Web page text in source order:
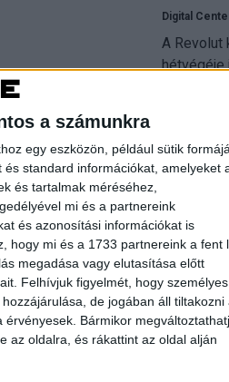
a számunkra
egy eszközön, például sütik
standard információkat, amelyeket
és tartalmak méréséhez,
mi és a partnereink
és azonosítási információkat is
hogy mi és a 1733 partnereink a fent
megadása vagy elutasítása előtt
Felhívjuk figyelmét, hogy személyes
de jogában áll tiltakozni
Bármikor
az oldalra, és rákattint az oldal alján
Digital
A Revolut
hétvégéje
kiderül,
Digital Center
A 2026-